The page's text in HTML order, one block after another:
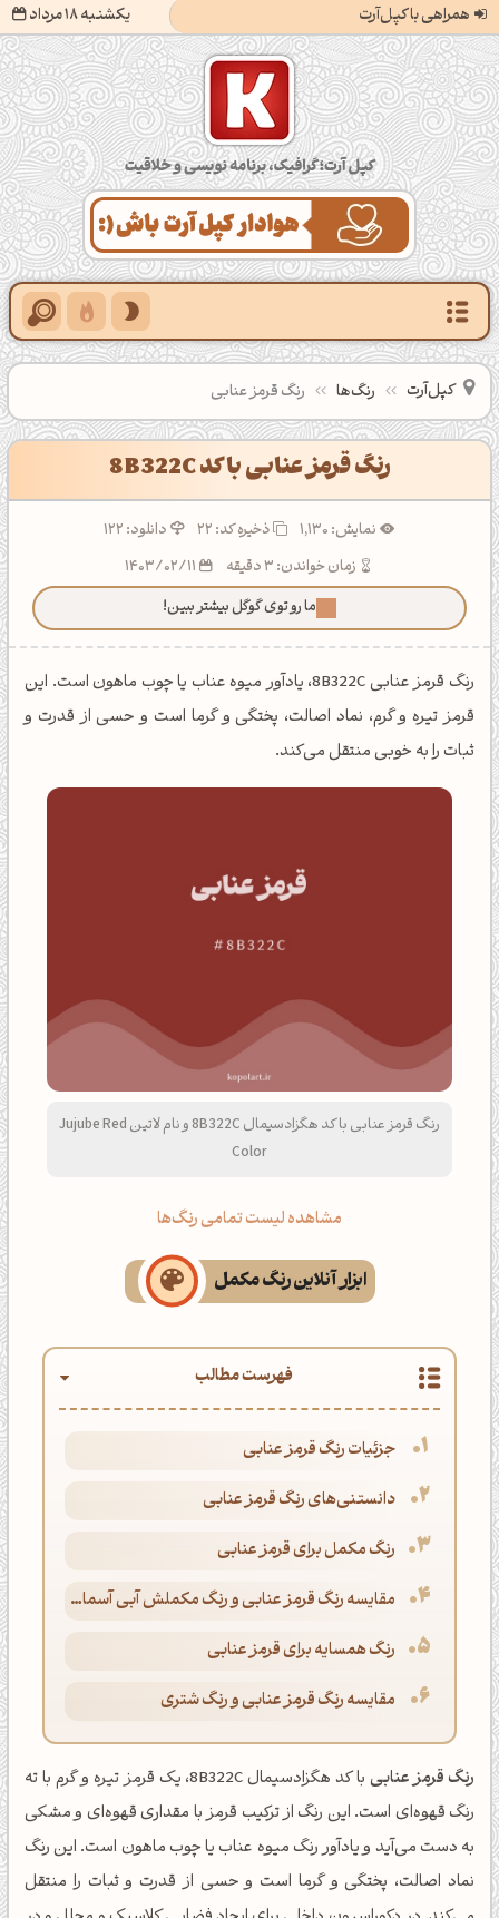
همراهی با کپل‌آرت یکشنبه 18 مرداد کپل‌آرت؛ گرافیک، برنامه‌نویسی و خلاقیت
کپل‌آرت رنگ‌ها رنگ قرمز عنابی
رنگ قرمز عنابی با کد 8B322C
نمایش: 1,130 ذخیره کد:22
دانلود: 122
زمان خواندن: 3 دقیقه
ما رو توی گوگل بیشتر ببین!
رنگ قرمز عنابی 8B322C، یادآور میوه عناب یا چوب ماهون است. این
قرمز تیره و گرم، نماد اصالت، پختگی و گرما است و حسی از قدرت و
ثبات را به خوبی منتقل می‌کند.
رنگ قرمز عنابی با کد هگزادسیمال 8B322C و نام لاتین Jujube Red
Color
مشاهده لیست تمامی رنگ‌ها
ابزار آنلاین رنگ مکمل
فهرست مطالب
جزئیات رنگ قرمز عنابی
دانستنی‌های رنگ قرمز عنابی
رنگ مکمل برای قرمز عنابی
مقایسه رنگ قرمز عنابی و رنگ مکملش آبی آسمانی
رنگ همسایه برای قرمز عنابی
مقایسه رنگ قرمز عنابی و رنگ شتری
رنگ قرمز عنابی
با کد هگزادسیمال 8B322C، یک قرمز تیره و گرم با ته
رنگ قهوه‌ای است. این رنگ از ترکیب قرمز با مقداری قهوه‌ای و مشکی
به دست می‌آید و یادآور رنگ میوه عناب یا چوب ماهون است. این رنگ
نماد اصالت، پختگی و گرما است و حسی از قدرت و ثبات را منتقل